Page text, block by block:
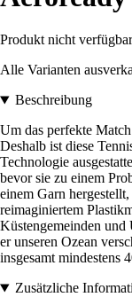
Produkt nicht verfügbar
Alle Varianten
Beschreibung
Um das perfekte
Deshalb ist diese
Technologie
bevor sie zu einem
einem Garn
reimaginiertem
Küstengemeinden und
er unseren Ozean
insgesamt mindestens
Zusätzliche